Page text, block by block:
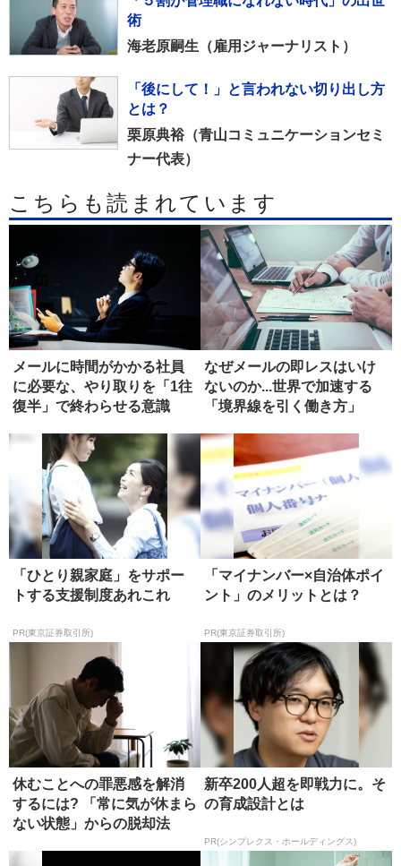
術
海老原嗣生（雇用ジャーナリスト）
「後にして！」と言われない切り出し方
とは？
栗原典裕（青山コミュニケーションセミ
ナー代表）
こちらも読まれています
メールに時間がかかる社員
に必要な、やり取りを「1往
復半」で終わらせる意識
なぜメールの即レスはいけ
ないのか...世界で加速する
「境界線を引く働き方」
「ひとり親家庭」をサポー
トする支援制度あれこれ
PR(東京証券取引所)
「マイナンバー×自治体ポイ
ント」のメリットとは？
PR(東京証券取引所)
休むことへの罪悪感を解消
するには? 「常に気が休まら
ない状態」からの脱却法
新卒200人超を即戦力に。そ
の育成設計とは
PR(シンプレクス・ホールディングス)